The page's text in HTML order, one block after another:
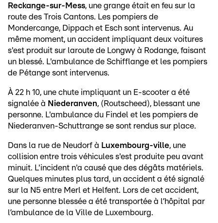
Reckange-sur-Mess, une grange était en feu sur la
route des Trois Cantons. Les pompiers de
Mondercange, Dippach et Esch sont intervenus. Au
même moment, un accident impliquant deux voitures
s'est produit sur laroute de Longwy à Rodange, faisant
un blessé. L'ambulance de Schifflange et les pompiers
de Pétange sont intervenus.
À 22 h 10, une chute impliquant un E-scooter a été
signalée à Niederanven, (Routscheed), blessant une
personne. L'ambulance du Findel et les pompiers de
Niederanven-Schuttrange se sont rendus sur place.
Dans la rue de Neudorf à Luxembourg-ville, une
collision entre trois véhicules s'est produite peu avant
minuit. L'incident n'a causé que des dégâts matériels.
Quelques minutes plus tard, un accident a été signalé
sur la N5 entre Merl et Helfent. Lors de cet accident,
une personne blessée a été transportée à l’hôpital par
l’ambulance de la Ville de Luxembourg.